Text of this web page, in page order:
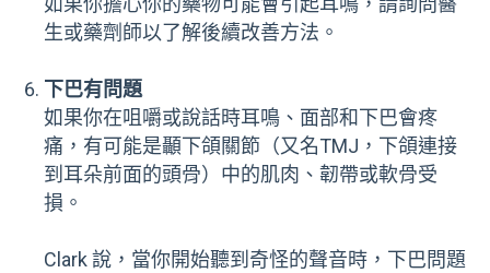
生或藥劑師以了解後續改善方法。
下巴有問題
如果你在咀嚼或說話時耳鳴、面部和下巴會疼
痛，有可能是顳下頜關節（又名TMJ，下頜連接
到耳朵前面的頭骨）中的肌肉、韌帶或軟骨受
損。
Clark 說，當你開始聽到奇怪的聲音時，下巴問題